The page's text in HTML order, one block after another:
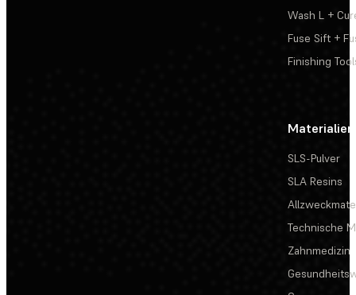
Wash L +
Fuse Sift +
Finishing
Materialien
SLS-Pulver
SLA Resins
Technische
Zahnmedizin